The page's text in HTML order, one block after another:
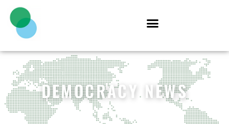
DEMOCRACY NEWS